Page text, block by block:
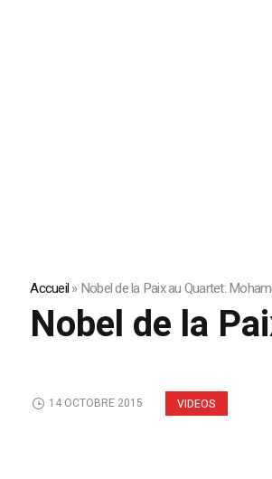
Accueil»Nobel de la Paix au Quartet:
Nobel de la
VIDEOS
14 OCTOBRE 2015